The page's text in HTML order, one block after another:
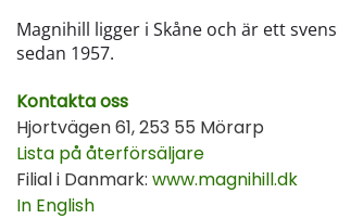
Magnihill ligger i Skåne och är ett
sedan 1957.
Kontakta oss
Hjortvägen 61, 253 55 Mörarp
Lista på återförsäljare
Filial i Danmark: www.magnihill.dk
In English